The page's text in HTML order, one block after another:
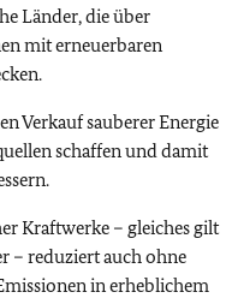
Länder, die über
mit erneuerbaren
Verkauf sauberer Energie
schaffen und damit
Kraftwerke – gleiches gilt
– reduziert auch ohne
in erheblichem